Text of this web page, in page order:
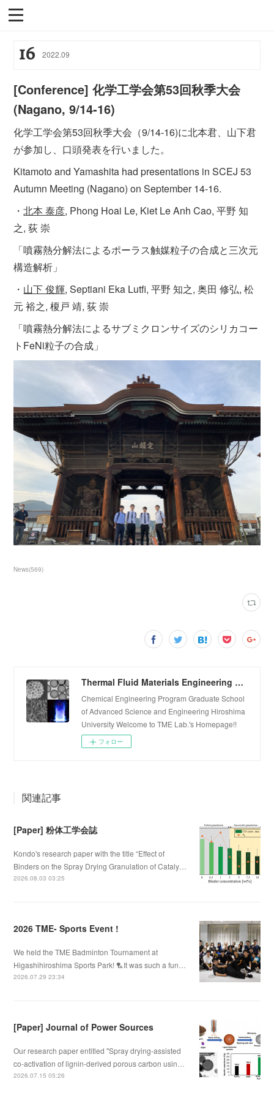
16 2022.09
[Conference] 化学工学会第53回秋季大会
(Nagano, 9/14-16)
化学工学会第53回秋季大会（9/14-16)に北本君、山下君
が参加し、口頭発表を行いました。
Kitamoto and Yamashita had presentations in SCEJ 53
Autumn Meeting (Nagano) on September 14-16.
・北本 泰彦, Phong Hoai Le, Kiet Le Anh Cao, 平野 知
之, 荻 崇
「噴霧熱分解法によるポーラス触媒粒子の合成と三次元
構造解析」
・ 山下 俊輝, Septiani Eka Lutfi, 平野 知之, 奥田 修弘, 松
元 裕之, 榎戸 靖, 荻 崇
「噴霧熱分解法によるサブミクロンサイズのシリカコー
トFeNi粒子の合成」
News(569)
Thermal Fluid Materials Engineering Laboratory
Chemical Engineering Program Graduate School
of Advanced Science and Engineering Hiroshima
University Welcome to TME Lab.'s Homepage!!
フォロー
関連記事
[Paper] 粉体工学会誌
Kondo's research paper with the title “Effect of
Binders on the Spray Drying Granulation of Cataly…
2026.08.03 03:25
2026 TME- Sports Event !
We held the TME Badminton Tournament at
Higashihiroshima Sports Park! 🏸It was such a fun…
2026.07.29 23:34
[Paper] Journal of Power Sources
Our research paper entitled "Spray drying-assisted
co-activation of lignin-derived porous carbon usin…
2026.07.15 05:26